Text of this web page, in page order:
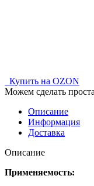
Купить на OZON
Можем сделать
Описание
Информация
Доставка
Описание
Применяемость: